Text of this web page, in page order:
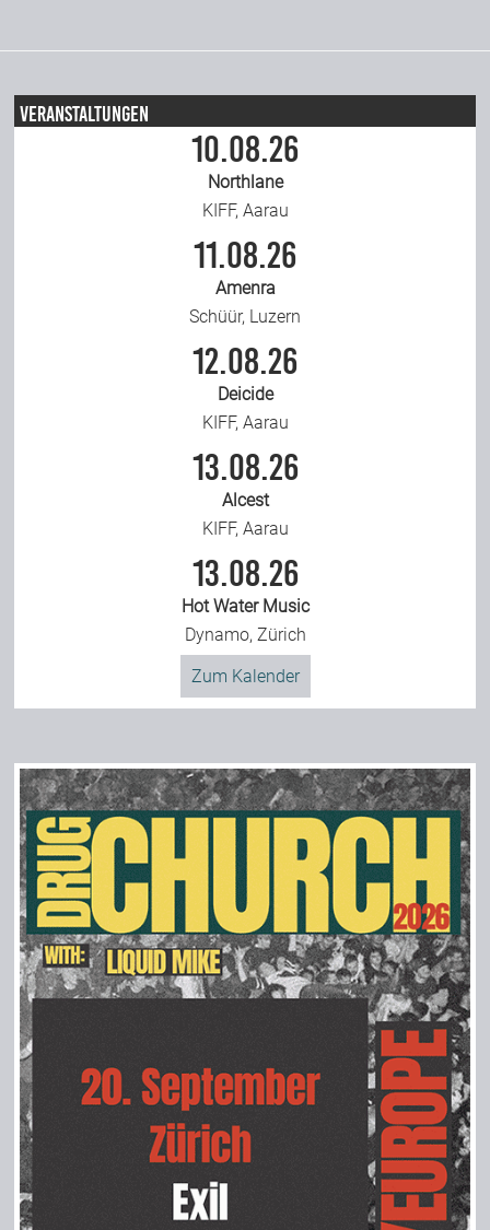
Veranstaltungen
10.08.26
Northlane
KIFF, Aarau
11.08.26
Amenra
Schüür, Luzern
12.08.26
Deicide
KIFF, Aarau
13.08.26
Alcest
KIFF, Aarau
13.08.26
Hot Water Music
Dynamo, Zürich
Zum Kalender